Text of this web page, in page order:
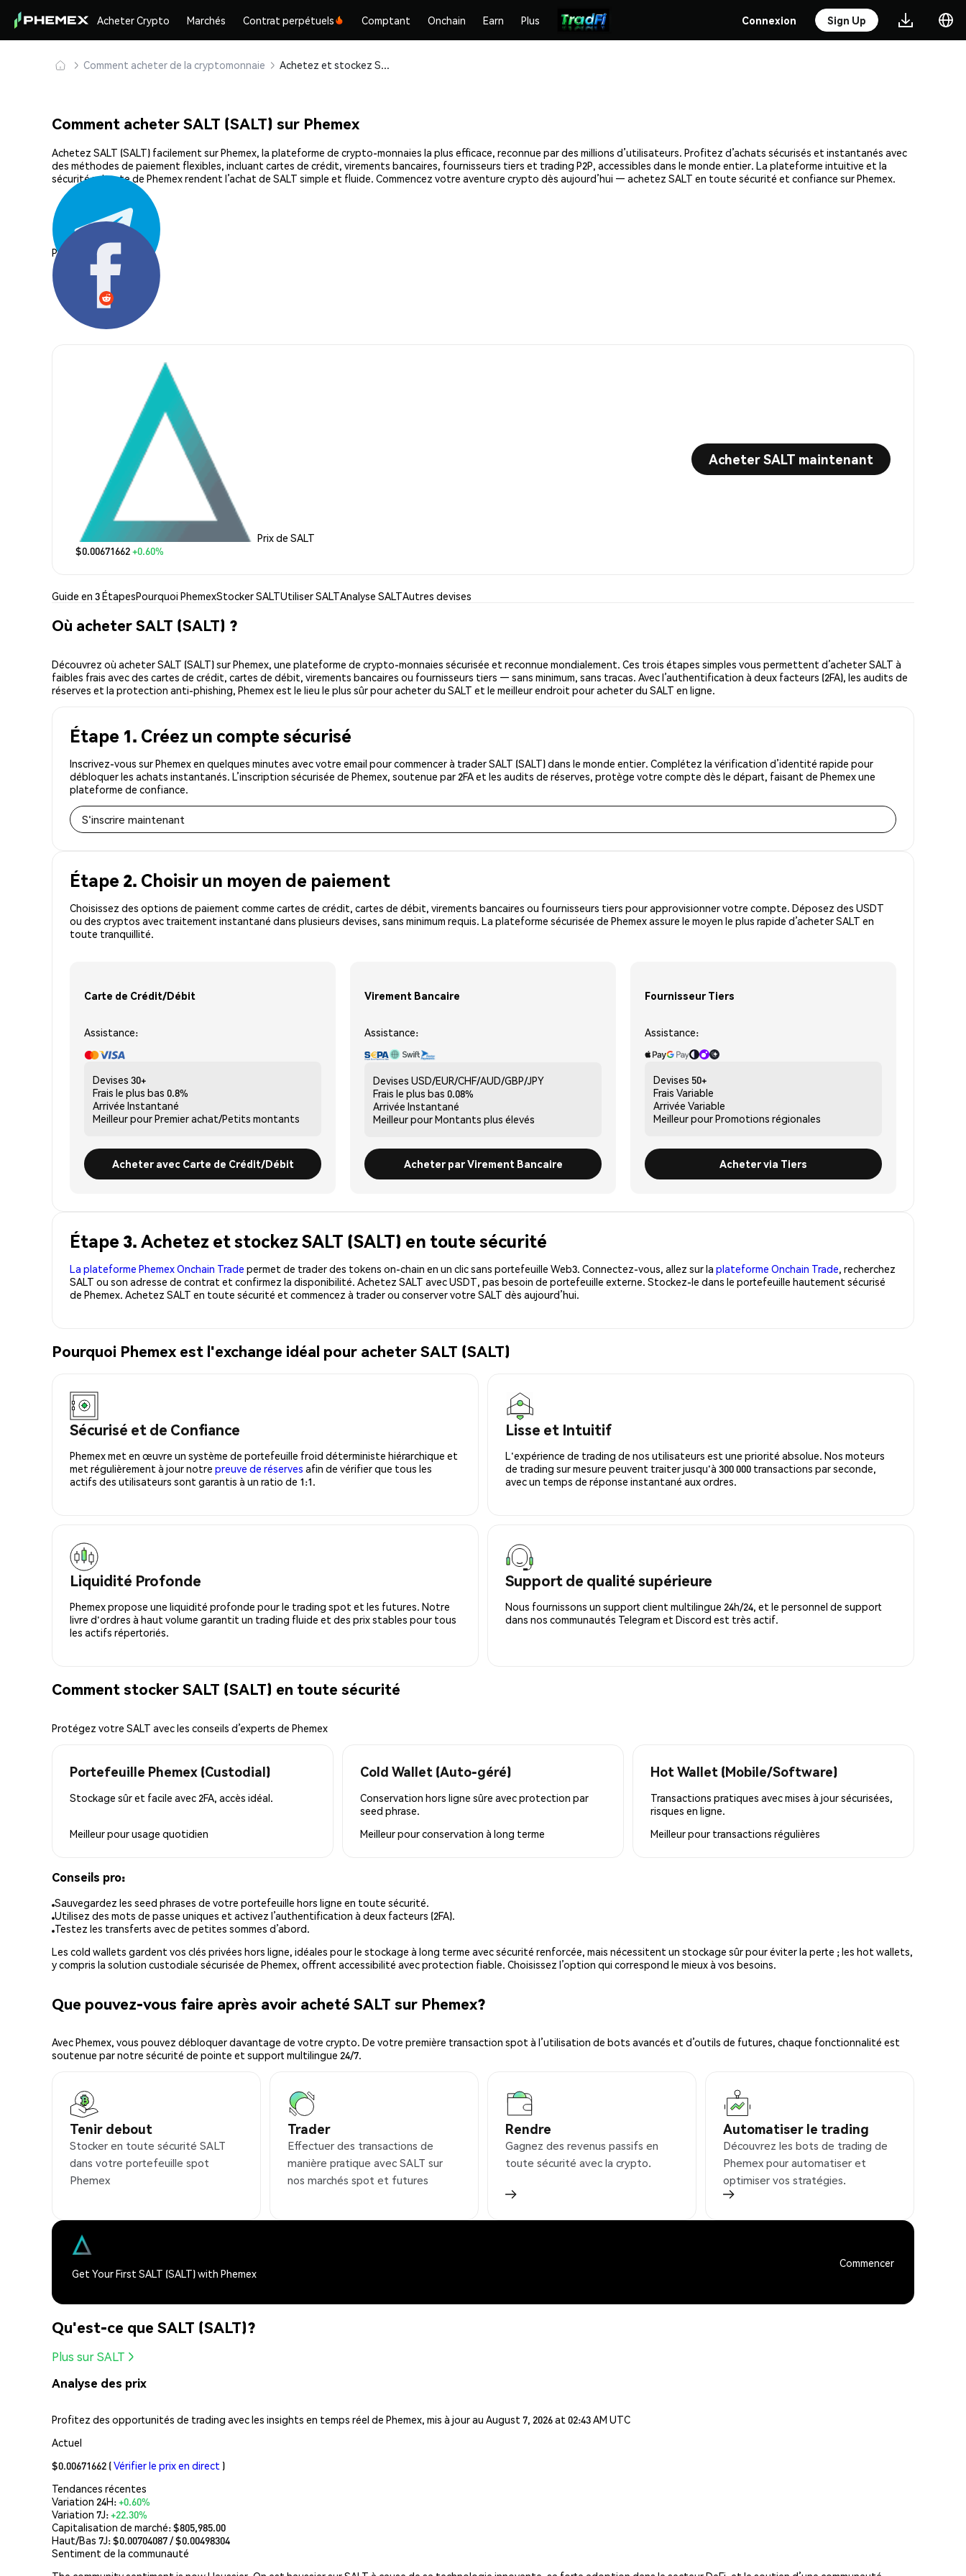
Acheter Crypto Marchés Contrat perpétuels Comptant Onchain Earn Plus Connexion Sign Up
Comment acheter de la cryptomonnaie Achetez et stockez SALT (SALT) en toute sécurité
Comment acheter SALT (SALT) sur Phemex
Achetez SALT (SALT) facilement sur Phemex, la plateforme de crypto-monnaies la plus efficace, reconnue par des millions d’utilisateurs. Profitez d’achats sécurisés et instantanés avec
des méthodes de paiement flexibles, incluant cartes de crédit, virements bancaires, fournisseurs tiers et trading P2P, accessibles dans le monde entier. La plateforme intuitive et la
sécurité robuste de Phemex rendent l’achat de SALT simple et fluide. Commencez votre aventure crypto dès aujourd’hui — achetez SALT en toute sécurité et confiance sur Phemex.
Partager:
Prix de SALT
$0.00671662+0.60%
Acheter SALT maintenant
Guide en 3 ÉtapesPourquoi PhemexStocker SALTUtiliser SALTAnalyse SALTAutres devises
Où acheter SALT (SALT) ?
Découvrez où acheter SALT (SALT) sur Phemex, une plateforme de crypto-monnaies sécurisée et reconnue mondialement. Ces trois étapes simples vous permettent d’acheter SALT à
faibles frais avec des cartes de crédit, cartes de débit, virements bancaires ou fournisseurs tiers — sans minimum, sans tracas. Avec l’authentification à deux facteurs (2FA), les audits de
réserves et la protection anti-phishing, Phemex est le lieu le plus sûr pour acheter du SALT et le meilleur endroit pour acheter du SALT en ligne.
Étape 1. Créez un compte sécurisé
Inscrivez-vous sur Phemex en quelques minutes avec votre email pour commencer à trader SALT (SALT) dans le monde entier. Complétez la vérification d’identité rapide pour
débloquer les achats instantanés. L’inscription sécurisée de Phemex, soutenue par 2FA et les audits de réserves, protège votre compte dès le départ, faisant de Phemex une
plateforme de confiance.
S'inscrire maintenant
Étape 2. Choisir un moyen de paiement
Choisissez des options de paiement comme cartes de crédit, cartes de débit, virements bancaires ou fournisseurs tiers pour approvisionner votre compte. Déposez des USDT
ou des cryptos avec traitement instantané dans plusieurs devises, sans minimum requis. La plateforme sécurisée de Phemex assure le moyen le plus rapide d’acheter SALT en
toute tranquillité.
Carte de Crédit/Débit
Assistance:
Devises 30+
Frais le plus bas 0.8%
Arrivée Instantané
Meilleur pourPremier achat/Petits montants
Acheter avec Carte de Crédit/Débit
Virement Bancaire
Assistance:
Devises USD/EUR/CHF/AUD/GBP/JPY
Frais le plus bas 0.08%
Arrivée Instantané
Meilleur pourMontants plus élevés
Acheter par Virement Bancaire
Fournisseur Tiers
Assistance:
Devises 50+
Frais Variable
Arrivée Variable
Meilleur pourPromotions régionales
Acheter via Tiers
Étape 3. Achetez et stockez SALT (SALT) en toute sécurité
La plateforme Phemex Onchain Trade permet de trader des tokens on-chain en un clic sans portefeuille Web3. Connectez-vous, allez sur la plateforme Onchain Trade, recherchez
SALT ou son adresse de contrat et confirmez la disponibilité. Achetez SALT avec USDT, pas besoin de portefeuille externe. Stockez-le dans le portefeuille hautement sécurisé
de Phemex. Achetez SALT en toute sécurité et commencez à trader ou conserver votre SALT dès aujourd’hui.
Pourquoi Phemex est l'exchange idéal pour acheter SALT (SALT)
Sécurisé et de Confiance
Phemex met en œuvre un système de portefeuille froid déterministe hiérarchique et
met régulièrement à jour notre preuve de réserves afin de vérifier que tous les
actifs des utilisateurs sont garantis à un ratio de 1:1.
Lisse et Intuitif
L'expérience de trading de nos utilisateurs est une priorité absolue. Nos moteurs
de trading sur mesure peuvent traiter jusqu'à 300 000 transactions par seconde,
avec un temps de réponse instantané aux ordres.
Liquidité Profonde
Phemex propose une liquidité profonde pour le trading spot et les futures. Notre
livre d'ordres à haut volume garantit un trading fluide et des prix stables pour tous
les actifs répertoriés.
Support de qualité supérieure
Nous fournissons un support client multilingue 24h/24, et le personnel de support
dans nos communautés Telegram et Discord est très actif.
Comment stocker SALT (SALT) en toute sécurité
Protégez votre SALT avec les conseils d’experts de Phemex
Portefeuille Phemex (Custodial)
Stockage sûr et facile avec 2FA, accès idéal.
Meilleur pourusage quotidien
Cold Wallet (Auto-géré)
Conservation hors ligne sûre avec protection par
seed phrase.
Meilleur pourconservation à long terme
Hot Wallet (Mobile/Software)
Transactions pratiques avec mises à jour sécurisées,
risques en ligne.
Meilleur pour transactions régulières
Conseils pro:
Sauvegardez les seed phrases de votre portefeuille hors ligne en toute sécurité.
Utilisez des mots de passe uniques et activez l’authentification à deux facteurs (2FA).
Testez les transferts avec de petites sommes d’abord.
Les cold wallets gardent vos clés privées hors ligne, idéales pour le stockage à long terme avec sécurité renforcée, mais nécessitent un stockage sûr pour éviter la perte ; les hot wallets,
y compris la solution custodiale sécurisée de Phemex, offrent accessibilité avec protection fiable. Choisissez l’option qui correspond le mieux à vos besoins.
Que pouvez-vous faire après avoir acheté SALT sur Phemex?
Avec Phemex, vous pouvez débloquer davantage de votre crypto. De votre première transaction spot à l’utilisation de bots avancés et d’outils de futures, chaque fonctionnalité est
soutenue par notre sécurité de pointe et support multilingue 24/7.
Tenir debout
Stocker en toute sécurité SALT
dans votre portefeuille spot
Phemex
Trader
Effectuer des transactions de
manière pratique avec SALT sur
nos marchés spot et futures
Rendre
Gagnez des revenus passifs en
toute sécurité avec la crypto.
Automatiser le trading
Découvrez les bots de trading de
Phemex pour automatiser et
optimiser vos stratégies.
Get Your First SALT (SALT) with Phemex
Commencer
Qu'est-ce que SALT (SALT)?
Plus sur SALT
Analyse des prix
Profitez des opportunités de trading avec les insights en temps réel de Phemex, mis à jour au August 7, 2026 at 02:43 AM UTC
Actuel
$0.00671662 (Vérifier le prix en direct )
Tendances récentes
Variation 24H:+0.60%
Variation 7J:+22.30%
Capitalisation de marché:$805,985.00
Haut/Bas 7J: $0.00704087/ $0.00498304
Sentiment de la communauté